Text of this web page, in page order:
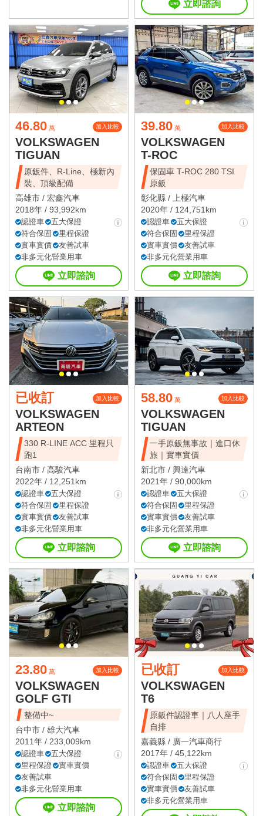
立即諮詢
46.80 萬 加入比較
VOLKSWAGEN
TIGUAN
原鈑件、R-Line、極新內
裝、頂級配備
高雄市 / 宏鑫汽車
2018年 / 93,992km
認證車
五大保證
符合保固
里程保證
實車實價
友善試車
非多元化營業用車
立即諮詢
39.80 萬 加入比較
VOLKSWAGEN
T-ROC
保固車 T-ROC 280 TSI
原鈑
彰化縣 /
上極汽車
2020年 / 124,751km
認證車
五大保證
符合保固
里程保證
實車實價
友善試車
非多元化營業用車
立即諮詢
已收訂 加入比較
VOLKSWAGEN
ARTEON
330 R-LINE ACC 里程只
跑1
台南市 / 高駿汽車
2022年 / 12,251km
認證車
五大保證
符合保固
里程保證
實車實價
友善試車
非多元化營業用車
立即諮詢
58.80 萬 加入比較
VOLKSWAGEN
TIGUAN
一手原鈑無事故｜進口休
旅｜實車實價
新北市 / 興達汽車
2021年 / 90,000km
認證車
五大保證
符合保固
里程保證
實車實價
友善試車
非多元化營業用車
立即諮詢
23.80 萬 加入比較
VOLKSWAGEN
GOLF GTI
整備中~
台中市 / 雄大汽車
2011年 / 233,009km
認證車
五大保證
里程保證
實車實價
友善試車
非多元化營業用車
立即諮詢
已收訂 加入比較
VOLKSWAGEN
T6
原鈑件認證車｜八人座手
自排
嘉義縣 / 廣一汽車商行
2017年 / 45,122km
認證車
五大保證
符合保固
里程保證
實車實價
友善試車
非多元化營業用車